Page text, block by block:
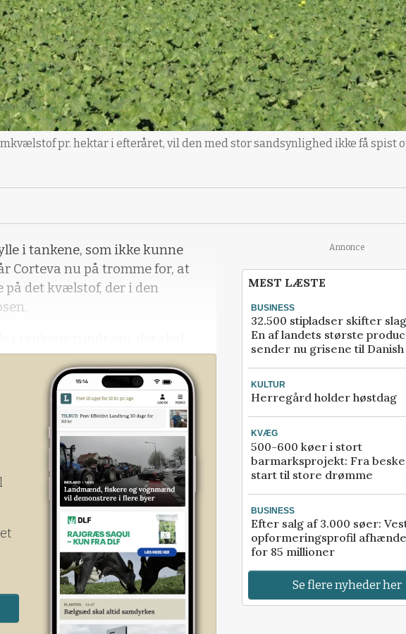
pr. hektar i efteråret, vil den med stor sandsynlighed ikke få spist
i tankene, som ikke kunne
Corteva nu på tromme for, at
på det kvælstof, der i den
man store mængder gylle, er
Hvid fra Corteva.
Annonce
MEST LÆSTE
BUSINESS
32.500 stipladser skifter
En af landets største
sender nu grisene til
KULTUR
Herregård holder høstdag
KVÆG
500-600 køer i stort
barmarksprojekt: Fra
start til store drømme
BUSINESS
Efter salg af 3.000 søer:
opformeringsprofil
for 85 millioner
Se flere nyheder her